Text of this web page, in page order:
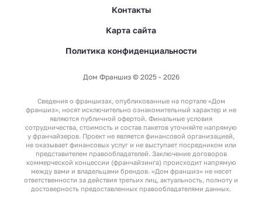
Контакты
Карта сайта
Политика конфиденциальности
Дом Франшиз © 2025 - 2026